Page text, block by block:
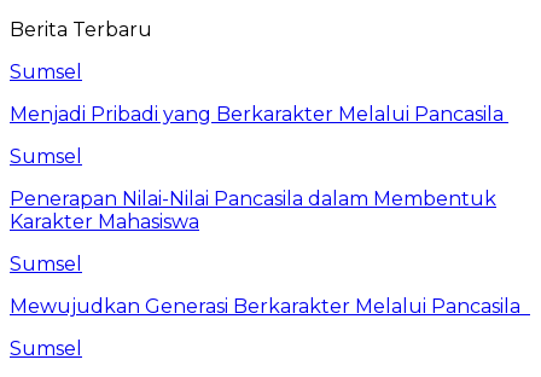
Berita Terbaru
Sumsel
Menjadi Pribadi yang Berkarakter Melalui Pancasila
Sumsel
Penerapan Nilai-Nilai Pancasila dalam Membentuk
Karakter Mahasiswa
Sumsel
Mewujudkan Generasi Berkarakter Melalui Pancasila
Sumsel